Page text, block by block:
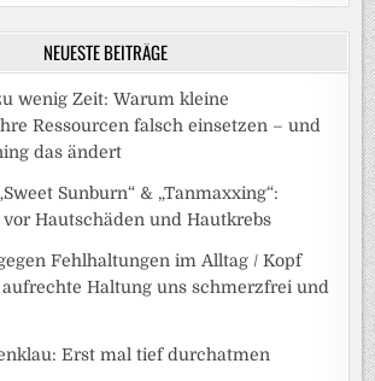
NEUESTE BEITRÄGE
wenig Zeit: Warum kleine
Ressourcen falsch einsetzen – und
das ändert
Sunburn“ & „Tanmaxxing“:
Hautschäden und Hautkrebs
Fehlhaltungen im Alltag / Kopf
Haltung uns schmerzfrei und
Erst mal tief durchatmen